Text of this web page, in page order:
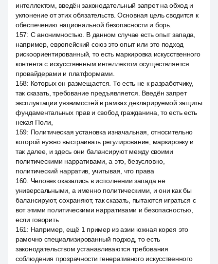
интеллектом, введён законодательный запрет на обход и
уклонение от этих обязательств. Основная цель сводится к
обеспечению национальной безопасности и борь.
157: С анонимностью. В данном случае есть опыт запада,
например, европейский союз это опыт или это подход
рискоориентированный, то есть маркировка искусственного
контента с искусственным интеллектом осуществляется
провайдерами и платформами.
158: Которых он размещается. То есть не к разработчику,
так сказать, требование предъявляется. Введён запрет
эксплуатации уязвимостей в рамках декларируемой защиты
фундаментальных прав и свобод гражданина, то есть есть
некая Поли,
159: Политическая установка изначальная, относительно
которой нужно выстраивать регулирование, маркировку и
так далее, и здесь они балансируют между своими
политическими нарративами, а это, безусловно,
политический нарратив, учитывая, что права
160: Человек оказались в исполнении запада не
универсальными, а именно политическими, и они как бы
балансируют, сохраняют, так сказать, пытаются играться с
вот этими политическими нарративами и безопасностью,
если говорить
161 : Например, ещё 1 пример из азии южная корея это
рамочно специализированный подход, то есть
законодательством устанавливаются требования
соблюдения прозрачности генеративного искусственного